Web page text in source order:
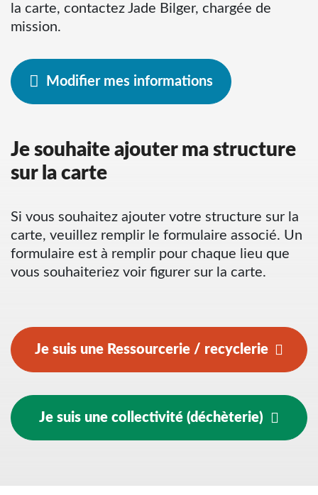
la carte, contactez Jade Bilger, chargée de
mission.
Modifier mes informations
Je souhaite ajouter ma structure
sur la carte
Si vous souhaitez ajouter votre structure sur la
carte, veuillez remplir le formulaire associé. Un
formulaire est à remplir pour chaque lieu que
vous souhaiteriez voir figurer sur la carte.
Je suis une Ressourcerie / recyclerie
Je suis une collectivité (déchèterie)